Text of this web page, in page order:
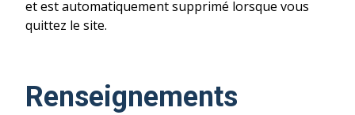
et est automatiquement supprimé lorsque vous
quittez le site.
Renseignements